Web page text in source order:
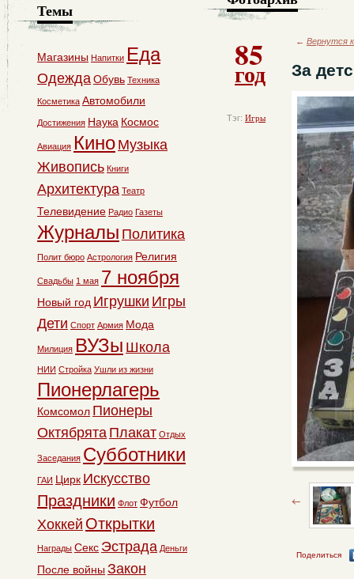
85
год
Тэг: Игры
← Вернутся
За
Поделиться
Темы
Магазины Напитки Еда
ОдеждаОбувь Техника
Косметика Автомобили
Достижения Наука Космос
Авиация Кино Музыка
Живопись Книги
Архитектура Театр
Телевидение Радио Газеты
Журналы Политика
Полит бюро Астрология Религия
Свадьбы 1 мая 7 ноября
Новый год Игрушки Игры
Дети Спорт Армия Мода
Милиция ВУЗы Школа
НИИ Стройка Ушли из жизни
Пионерлагерь
Комсомол Пионеры
Октябрята Плакат Отдых
Заседания Субботники
ГАИ Цирк Искусство
Праздники Флот Футбол
Хоккей Открытки
Награды Секс Эстрада Деньги
После войны Закон